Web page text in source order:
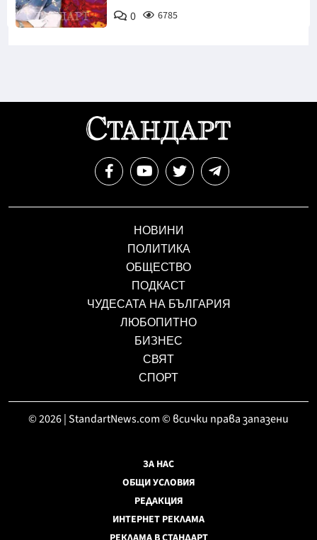
0 6785
НОВИНИ
ПОЛИТИКА
ОБЩЕСТВО
ПОДКАСТ
ЧУДЕСАТА НА БЪЛГАРИЯ
ЛЮБОПИТНО
БИЗНЕС
СВЯТ
СПОРТ
© 2026 | StandartNews.com © всички права запазени
ЗА НАС
ОБЩИ УСЛОВИЯ
РЕДАКЦИЯ
ИНТЕРНЕТ РЕКЛАМА